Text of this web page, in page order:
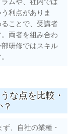
ムや、社内では
利点がありま
ことで、受講者
両者を組み合わ
研修ではスキル
な点を比較・
、自社の業種・